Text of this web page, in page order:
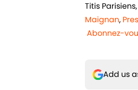
Titis
Maignan,
Abonnez-
Add us